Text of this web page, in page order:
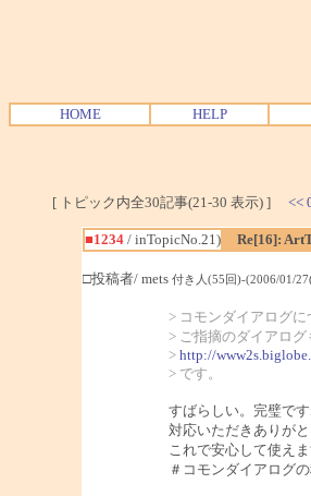
HOME HELP
[ トピック内全30記事(21-30 表示) ] <<
■1234/ inTopicNo.21)
Re[16]:
□投稿者/ mets 付き人(55回)-(2006/01/
> コモンダイアログに
> ご指摘のダイアログ
> http://
> です。
すばらしい。完璧で
対応いただきありがと
これで安心して使えま
＃コモンダイアログ